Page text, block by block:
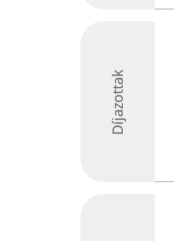
Díjazottak